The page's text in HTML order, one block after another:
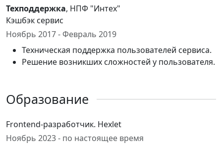
Техподдержка, НПФ "Интех"
Кэшбэк сервис
Ноябрь 2017 - Февраль 2019
Техническая поддержка пользователей сервиса.
Решение возникших сложностей у пользователя.
Образование
Frontend-разработчик. Hexlet
Ноябрь 2023 - по настоящее время